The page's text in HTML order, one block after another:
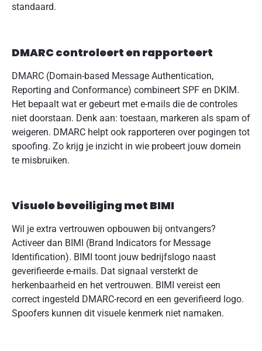
standaard.
DMARC controleert en rapporteert
DMARC (Domain-based Message Authentication,
Reporting and Conformance) combineert SPF en DKIM.
Het bepaalt wat er gebeurt met e-mails die de controles
niet doorstaan. Denk aan: toestaan, markeren als spam of
weigeren. DMARC helpt ook rapporteren over pogingen tot
spoofing. Zo krijg je inzicht in wie probeert jouw domein
te misbruiken.
Visuele beveiliging met BIMI
Wil je extra vertrouwen opbouwen bij ontvangers?
Activeer dan BIMI (Brand Indicators for Message
Identification). BIMI toont jouw bedrijfslogo naast
geverifieerde e-mails. Dat signaal versterkt de
herkenbaarheid en het vertrouwen. BIMI vereist een
correct ingesteld DMARC-record en een geverifieerd logo.
Spoofers kunnen dit visuele kenmerk niet namaken.